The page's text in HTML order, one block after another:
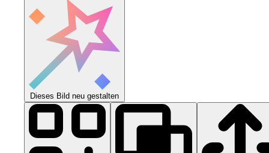
Dieses Bild neu gestalten